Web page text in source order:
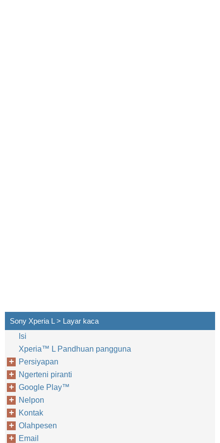
Sony Xperia L > Layar kaca
Isi
Xperia™‎ L Pandhuan pangguna
Persiyapan
Ngerteni piranti
Google Play™‎
Nelpon
Kontak
Olahpesen
Email